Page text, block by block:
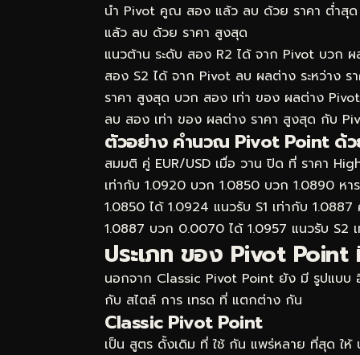
นำ Pivot คูณ สอง แล้ว ลบ ด้วย ราคา ต่ำสุ
แล้ว ลบ ด้วย ราคา สูงสุด
แนวต้าน ระดับ สอง R2 ได้ จาก Pivot บวก
สอง S2 ได้ จาก Pivot ลบ ผลต่าง ระหว่าง
ราคา สูงสุด บวก สอง เท่า ของ ผลต่าง
ลบ สอง เท่า ของ ผลต่าง ราคา สูงสุด กับ
ตัวอย่าง คำนวณ Pivot Point ด้ว
สมมติ คู่ EUR/USD เมื่อ วาน ปิด ที่ ราคา
เท่ากับ 1.0920 บวก 1.0850 บวก 1.0890 ห
1.0850 ได้ 1.0924 แนวรับ S1 เท่ากับ
1.0887 บวก 0.0070 ได้ 1.0957 แนวรับ S2
ประเภท ของ Pivot Point
นอกจาก Classic Pivot Point ยัง มี รูปแบบ
กับ สไตล์ การ เทรด ที่ แตกต่าง กัน
Classic Pivot Point
เป็น สูตร ดั้งเดิม ที่ ใช้ กัน แพร่หลาย ที่สุด ใ